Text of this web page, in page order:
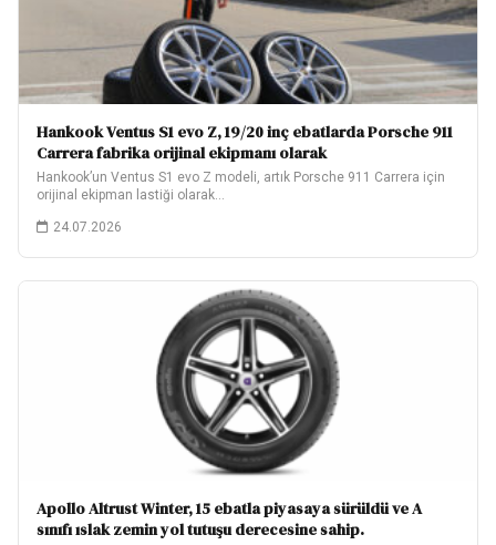
Hankook Ventus S1 evo Z, 19/20 inç ebatlarda Porsche 911
Carrera fabrika orijinal ekipmanı olarak
Hankook’un Ventus S1 evo Z modeli, artık Porsche 911 Carrera için
orijinal ekipman lastiği olarak…
24.07.2026
Apollo Altrust Winter, 15 ebatla piyasaya sürüldü ve A
sınıfı ıslak zemin yol tutuşu derecesine sahip.